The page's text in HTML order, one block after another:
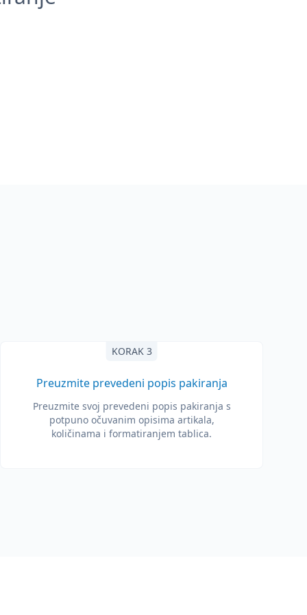
KORAK 3
Preuzmite prevedeni popis pakiranja
Preuzmite svoj prevedeni popis pakiranja s
potpuno očuvanim opisima artikala,
količinama i formatiranjem tablica.